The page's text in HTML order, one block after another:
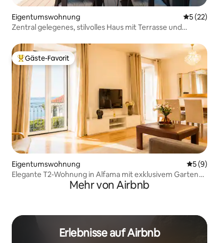
Eigentumswohnung
5 (22)
Zentral gelegenes, stilvolles Haus mit Terrasse und
Beliebter Gäste-Favorit.
Gäste-Favorit
Eigentumswohnung
5 (9)
Elegante T2-Wohnung in Alfama mit exklusivem Garten
und Blick auf den TejoMehr von Airbnb
Erlebnisse auf Airbnb